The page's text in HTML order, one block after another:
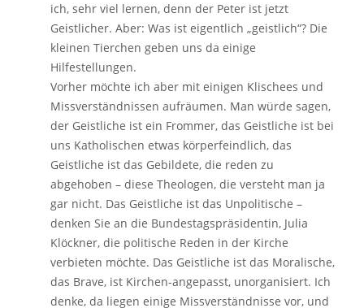
ich, sehr viel lernen, denn der Peter ist jetzt
Geistlicher. Aber: Was ist eigentlich „geistlich“? Die
kleinen Tierchen geben uns da einige
Hilfestellungen.
Vorher möchte ich aber mit einigen Klischees und
Missverständnissen aufräumen. Man würde sagen,
der Geistliche ist ein Frommer, das Geistliche ist bei
uns Katholischen etwas körperfeindlich, das
Geistliche ist das Gebildete, die reden zu
abgehoben – diese Theologen, die versteht man ja
gar nicht. Das Geistliche ist das Unpolitische –
denken Sie an die Bundestagspräsidentin, Julia
Klöckner, die politische Reden in der Kirche
verbieten möchte. Das Geistliche ist das Moralische,
das Brave, ist Kirchen-angepasst, unorganisiert. Ich
denke, da liegen einige Missverständnisse vor, und